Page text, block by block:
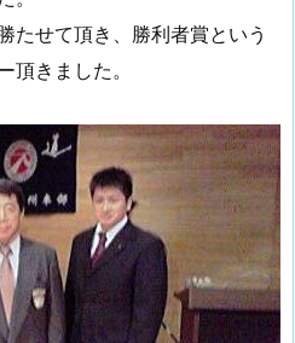
たせて頂き、勝利者賞という
頂きました。